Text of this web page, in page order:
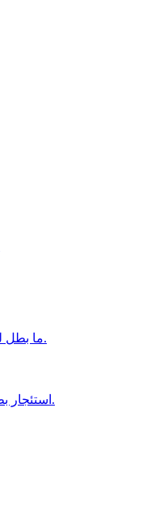
ما بطل لوضع المواهب ، رون أو سحر.
استئجار بطل باستخدام شارات الشرف.